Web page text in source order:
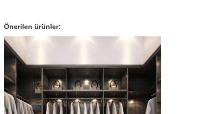
Önerilen ürünler: